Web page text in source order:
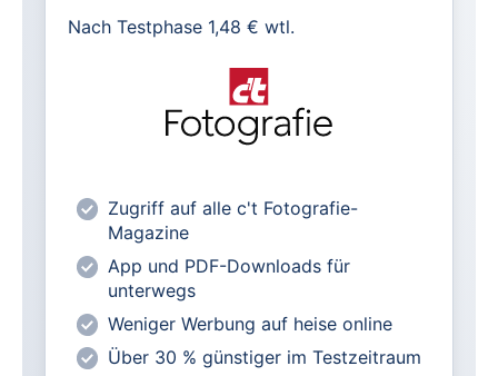
Alle heise-Magazine im Browser und
Alle exklusiven heise+ Artikel frei
lesen
Vorteilspreis für Magazin-
Abonnenten
Nach Testphase 1,48 € wtl.
Zugriff auf alle c't Fotografie-
Magazine
App und PDF-Downloads für
unterwegs
Weniger Werbung auf heise online
Über 30 % günstiger im Testzeitraum